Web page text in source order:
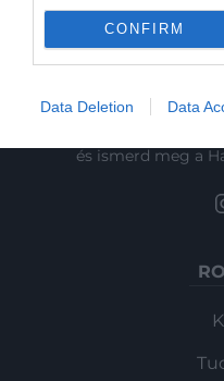
CONFIRM
Data Deletion Data
és ismerd meg a